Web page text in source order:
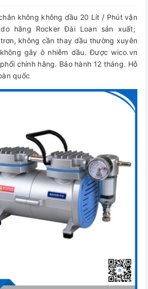
không không dầu 20 Lít / Phút vận
hãng Rocker Đài Loan sản xuất;
không cần thay dầu thường xuyên
gây ô nhiễm dầu. Được wico.vn
chính hãng. Bảo hành 12 tháng. Hỗ
quốc